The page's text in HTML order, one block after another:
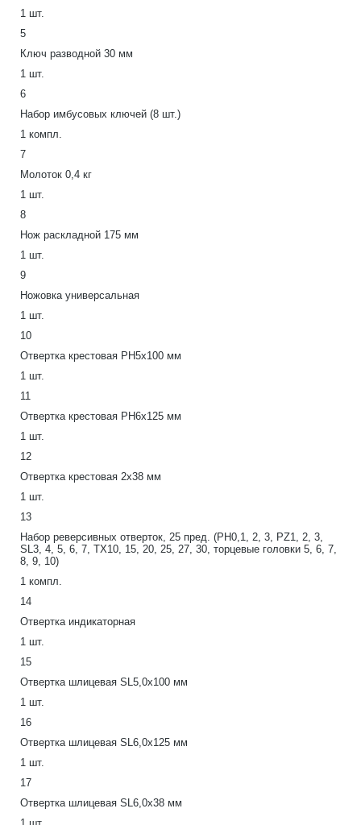
1 шт.
5
Ключ разводной 30 мм
1 шт.
6
Набор имбусовых ключей (8 шт.)
1 компл.
7
Молоток 0,4 кг
1 шт.
8
Нож раскладной 175 мм
1 шт.
9
Ножовка универсальная
1 шт.
10
Отвертка крестовая РН5х100 мм
1 шт.
11
Отвертка крестовая РН6х125 мм
1 шт.
12
Отвертка крестовая 2х38 мм
1 шт.
13
Набор реверсивных отверток, 25 пред. (РН0,1, 2, 3, РZ1, 2, 3,
SL3, 4, 5, 6, 7, ТХ10, 15, 20, 25, 27, 30, торцевые головки 5, 6, 7,
8, 9, 10)
1 компл.
14
Отвертка индикаторная
1 шт.
15
Отвертка шлицевая SL5,0х100 мм
1 шт.
16
Отвертка шлицевая SL6,0x125 мм
1 шт.
17
Отвертка шлицевая SL6,0х38 мм